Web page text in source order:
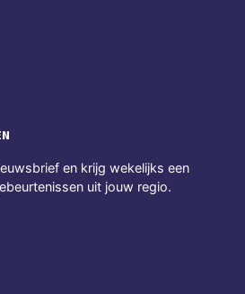
en krijg wekelijks een
uit jouw regio.